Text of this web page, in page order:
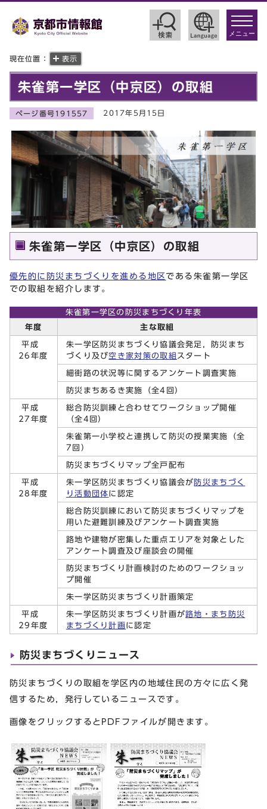
toggle
メニュー
現在位置： 表示
朱雀第一学区（中京区）の取組
ページ番号191557 2017年5月15日
朱雀第一学区（中京区）の取組
優先的に防災まちづくりを進める地区である朱雀第一学区
での取組を紹介します。
朱雀第一学区の防災まちづくり年表
年度
主な取組
平成
26年度
朱一学区防災まちづくり協議会発足，防災まち
づくり及び空き家対策の取組 スタート
細街路の状況等に関するアンケート調査実施
防災まちあるき実施（全4回）
平成
27年度
総合防災訓練と合わせてワークショップ開催
（全4回）
朱雀第一小学校と連携して防災の授業実施（全
7回）
防災まちづくりマップ全戸配布
平成
28年度
朱一学区防災まちづくり協議会が 防災まちづく
り活動団体に認定
総合防災訓練において防災まちづくりマップを
用いた避難訓練及びアンケート調査実施
路地や建物が密集した重点エリアを対象とした
アンケート調査及び座談会の開催
防災まちづくり計画検討のためのワークショッ
プ開催
朱一学区防災まちづくり計画策定
平成
29年度
朱一学区防災まちづくり計画が路地・まち防災
まちづくり計画に認定
防災まちづくりニュース
防災まちづくりの取組を学区内の地域住民の方々に広く発
信するため，発行しているニュースです。
画像をクリックするとPDFファイルが開きます。